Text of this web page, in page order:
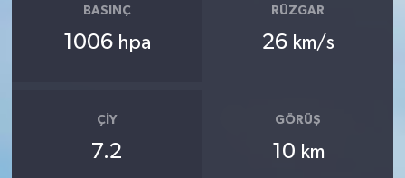
BASINÇ
1006 hpa
RÜZGAR
26 km/s
ÇIY
7.2
GÖRÜŞ
10 km